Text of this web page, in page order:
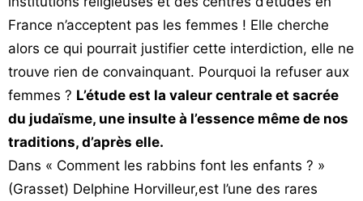
France n’acceptent pas les femmes ! Elle cherche
alors ce qui pourrait justifier cette interdiction, elle ne
trouve rien de convainquant. Pourquoi la refuser aux
femmes ? L’étude est la valeur centrale et sacrée
du judaïsme, une insulte à l’essence même de nos
traditions, d’après elle.
Dans « Comment les rabbins font les enfants ? »
(Grasset) Delphine Horvilleur,est l’une des rares